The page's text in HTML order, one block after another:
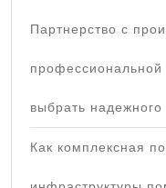
Партнерство с
профессиональной
выбрать
Как комплексная